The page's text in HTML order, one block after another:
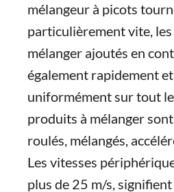
mélangeur à picots
particulièrement vite,
mélanger ajoutés en
également rapidement
uniformément sur tout
produits à mélanger
roulés, mélangés,
Les vitesses
plus de 25 m/s,